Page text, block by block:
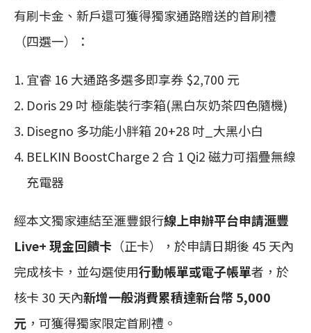
有刷卡金、新戶還可獲得獨家通路贈送的首刷禮
（四選一）：
宜睿 16 大通路多選多即享券 $2,700 元
Doris 29 吋 極能裝行李箱(黑白灰奶茶四色隨機)
Disegno 多功能小胖箱 20+28 吋_大黑小白
BELKIN BoostCharge 2 合 1 Qi2 磁力可摺疊無線
充電器
經本文獨家連結至滙豐銀行線上申辦平台申請滙豐
Live+ 現金回饋卡 （正卡），於申請日期後 45 天內
完成核卡，並勾選使用行動帳單或電子帳單者，於
核卡 30 天內新增一般消費累積達新台幣 5,000
元 ，可獲得獨家限定首刷禮。